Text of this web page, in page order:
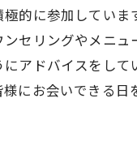
的に参加してい
セリングやメニ
アドバイスをし
にお会いできる日